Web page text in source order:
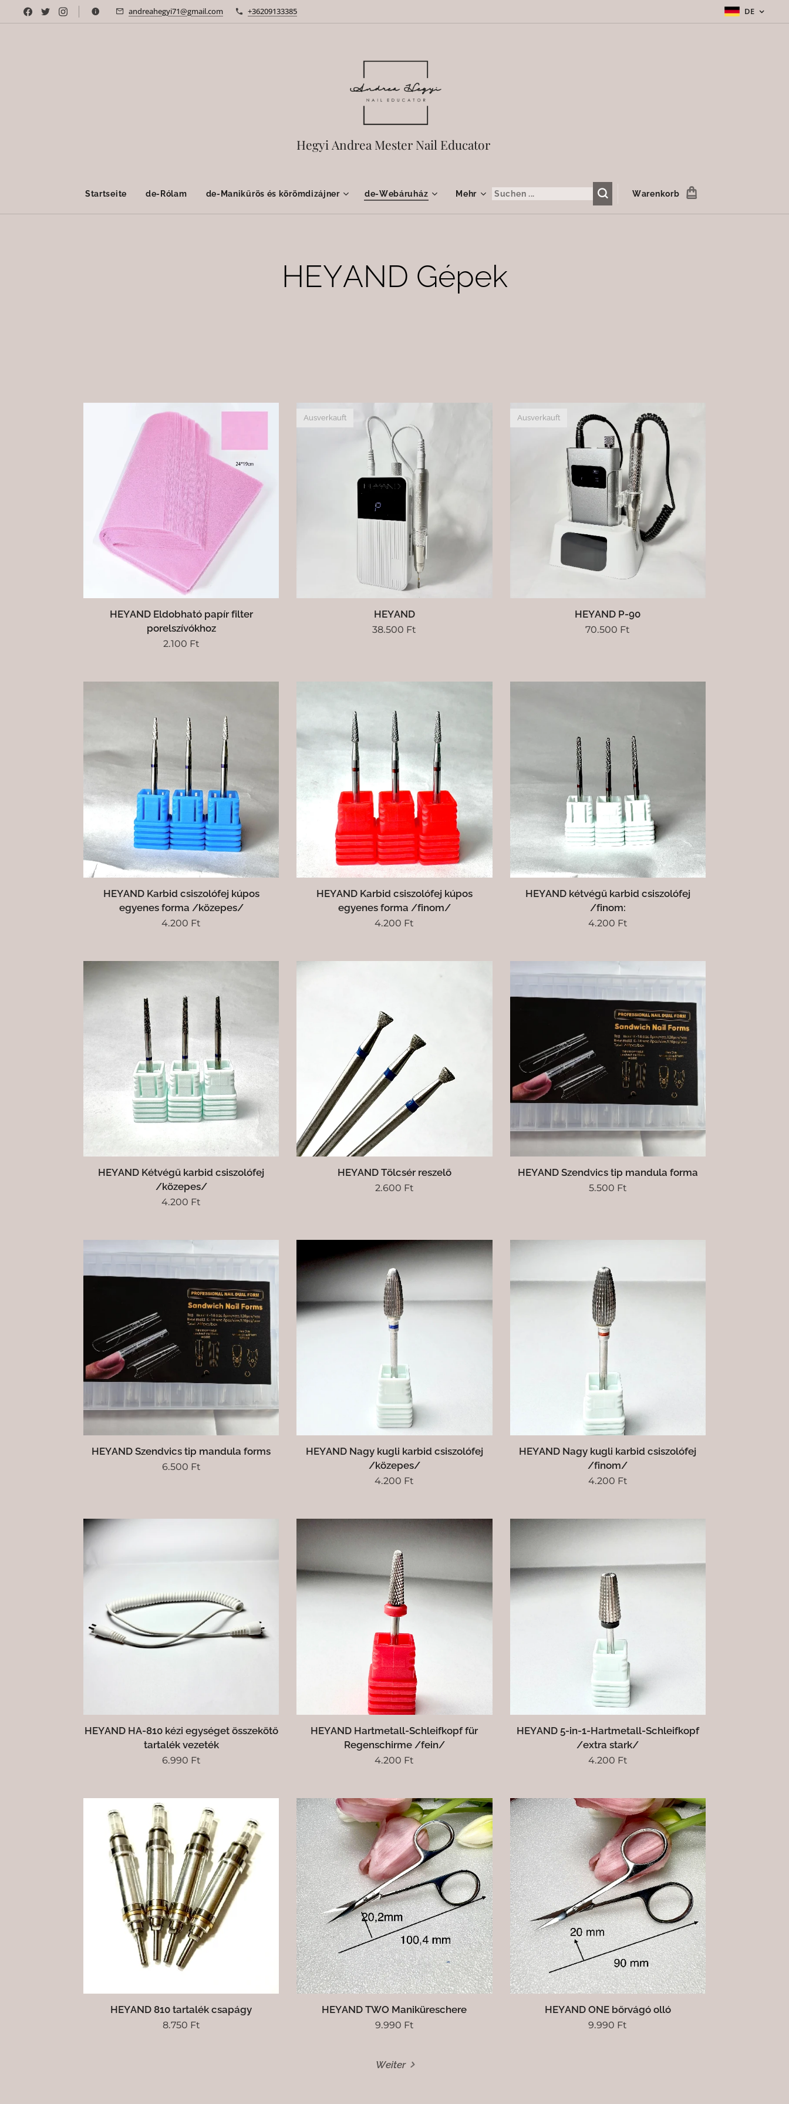
andreahegyi71@gmail.com +36209133385 DE
Hegyi Andrea Mester Nail Educator
Startseite de-Rólam de-Manikűrös és körömdizájner de-Webáruház Mehr Warenkorb
HEYAND Gépek
HEYAND Eldobható papír filter
porelszívókhoz
2.100 Ft
HEYAND
Ausverkauft
38.500 Ft
HEYAND P-90
Ausverkauft
70.500 Ft
HEYAND Karbid csiszolófej kúpos
egyenes forma /közepes/
4.200 Ft
HEYAND Karbid csiszolófej kúpos
egyenes forma /finom/
4.200 Ft
HEYAND kétvégű karbid csiszolófej
/finom:
4.200 Ft
HEYAND Kétvégű karbid csiszolófej
/közepes/
4.200 Ft
HEYAND Tölcsér reszelő
2.600 Ft
HEYAND Szendvics tip mandula forma
5.500 Ft
HEYAND Szendvics tip mandula forms
6.500 Ft
HEYAND Nagy kugli karbid csiszolófej
/közepes/
4.200 Ft
HEYAND Nagy kugli karbid csiszolófej
/finom/
4.200 Ft
HEYAND HA-810 kézi egységet összekötő
tartalék vezeték
6.990 Ft
HEYAND Hartmetall-Schleifkopf für
Regenschirme /fein/
4.200 Ft
HEYAND 5-in-1-Hartmetall-Schleifkopf
/extra stark/
4.200 Ft
HEYAND 810 tartalék csapágy
8.750 Ft
HEYAND TWO Maniküreschere
9.990 Ft
HEYAND ONE bőrvágó olló
9.990 Ft
Weiter